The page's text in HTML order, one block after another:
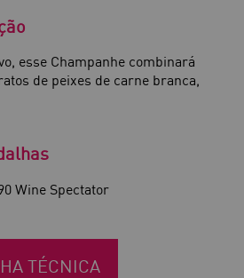
esse Champanhe combinará
de peixes de carne branca,
Wine Spectator
TÉCNICA